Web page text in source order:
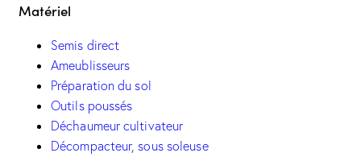
Matériel
Semis direct
Ameublisseurs
Préparation du sol
Outils poussés
Déchaumeur cultivateur
Décompacteur, sous soleuse